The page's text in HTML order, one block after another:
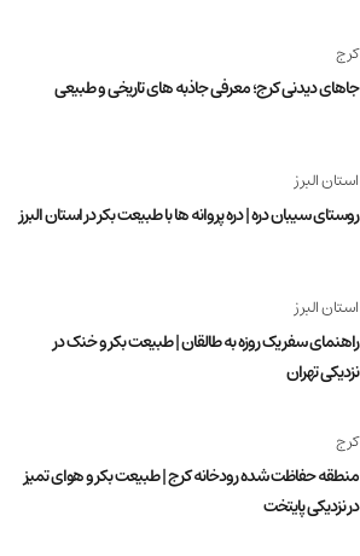
کرج
جاهای دیدنی کرج؛ معرفی جاذبه های تاریخی و طبیعی
استان البرز
روستای سیبان دره | دره پروانه ها با طبیعت بکر در استان البرز
استان البرز
راهنمای سفر یک روزه به طالقان | طبیعت بکر و خنک در
نزدیکی تهران
کرج
منطقه حفاظت شده رودخانه کرج | طبیعت بکر و هوای تمیز
در نزدیکی پایتخت